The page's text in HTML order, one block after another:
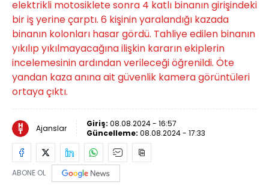
elektrikli motosiklete sonra 4 katlı binanın girişindeki
bir iş yerine çarptı. 6 kişinin yaralandığı kazada
binanın kolonları hasar gördü. Tahliye edilen binanın
yıkılıp yıkılmayacağına ilişkin kararın ekiplerin
incelemesinin ardından verileceği öğrenildi. Öte
yandan kaza anına ait güvenlik kamera görüntüleri
ortaya çıktı.
Ajanslar Giriş: 08.08.2024 - 16:57
Güncelleme: 08.08.2024 - 17:33
ABONE OL